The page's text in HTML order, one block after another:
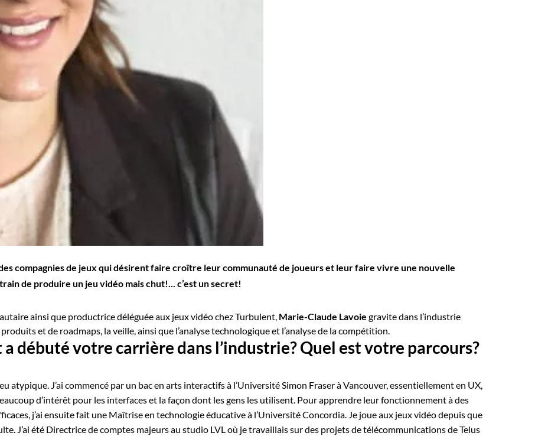
compagnies de jeux qui désirent faire croître leur communauté de joueurs et leur faire vivre une nouvelle
de produire un jeu vidéo mais chut!... c’est un secret!
ainsi que productrice déléguée aux jeux vidéo chez Turbulent, Marie-Claude Lavoie gravite dans l’industrie
et de roadmaps, la veille, ainsi que l’analyse technologique et l’analyse de la compétition.
a débuté votre carrière dans l’industrie? Quel est votre parcours?
atypique. J’ai commencé par un bac en arts interactifs à l’Université Simon Fraser à Vancouver, essentiellement en UX,
d’intérêt pour les interfaces et la façon dont les gens les utilisent. Pour apprendre leur fonctionnement à des
j’ai ensuite fait une Maîtrise en technologie éducative à l’Université Concordia. Je joue aux jeux vidéo depuis que
J’ai été Directrice de comptes majeurs au studio LVL où je travaillais sur des projets de télécommunications de Telus